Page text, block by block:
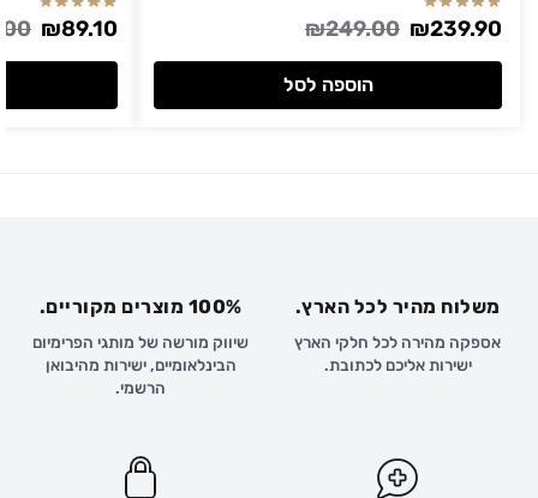
₪249.00 ₪239.90
הוספה לסל
₪89.10
משלוח מהיר לכל הארץ.
אספקה מהירה לכל חלקי הארץ
ישירות אליכם לכתובת.
100% מוצרים מקוריים.
שיווק מורשה של מותגי הפרימיום
הבינלאומיים, ישירות מהיבואן
הרשמי.